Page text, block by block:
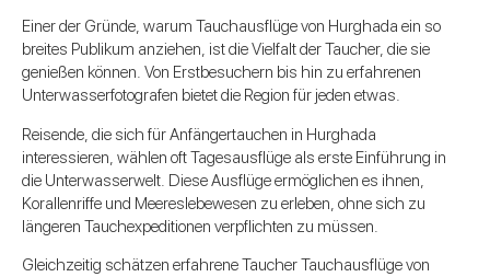
Einer der Gründe, warum Tauchausflüge von Hurghada ein so
breites Publikum anziehen, ist die Vielfalt der Taucher, die sie
genießen können. Von Erstbesuchern bis hin zu erfahrenen
Unterwasserfotografen bietet die Region für jeden etwas.
Reisende, die sich für Anfängertauchen in Hurghada
interessieren, wählen oft Tagesausflüge als erste Einführung in
die Unterwasserwelt. Diese Ausflüge ermöglichen es ihnen,
Korallenriffe und Meereslebewesen zu erleben, ohne sich zu
längeren Tauchexpeditionen verpflichten zu müssen.
Gleichzeitig schätzen erfahrene Taucher Tauchausflüge von